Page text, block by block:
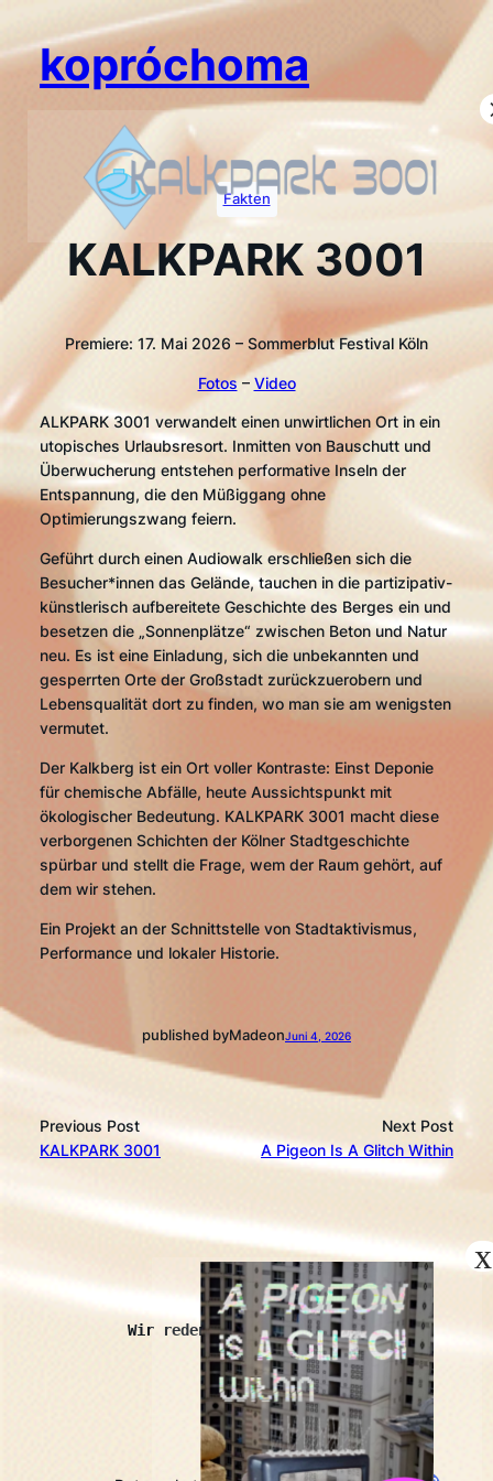
Inhalt
springenkopróchoma
Fakten
KALKPARK 3001
Premiere: 17. Mai 2026 – Sommerblut Festival Köln
Fotos– Video
ALKPARK 3001 verwandelt einen unwirtlichen Ort in ein
utopisches Urlaubsresort. Inmitten von Bauschutt und
Überwucherung entstehen performative Inseln der
Entspannung, die den Müßiggang ohne
Optimierungszwang feiern.
Geführt durch einen Audiowalk erschließen sich die
Besucher*innen das Gelände, tauchen in die partizipativ-
künstlerisch aufbereitete Geschichte des Berges ein und
besetzen die „Sonnenplätze“ zwischen Beton und Natur
neu. Es ist eine Einladung, sich die unbekannten und
gesperrten Orte der Großstadt zurückzuerobern und
Lebensqualität dort zu finden, wo man sie am wenigsten
vermutet.
Der Kalkberg ist ein Ort voller Kontraste: Einst Deponie
für chemische Abfälle, heute Aussichtspunkt mit
ökologischer Bedeutung. KALKPARK 3001 macht diese
verborgenen Schichten der Kölner Stadtgeschichte
spürbar und stellt die Frage, wem der Raum gehört, auf
dem wir stehen.
Ein Projekt an der Schnittstelle von Stadtaktivismus,
Performance und lokaler Historie.
published byMadeonJuni 4, 2026
Previous Post
KALKPARK 3001
Next Post
A Pigeon Is A Glitch Within
kopróchoma
Wir reden auch mit Schaben.